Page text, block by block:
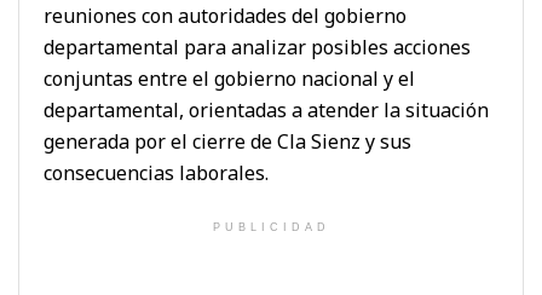
reuniones con autoridades del gobierno
departamental para analizar posibles acciones
conjuntas entre el gobierno nacional y el
departamental, orientadas a atender la situación
generada por el cierre de Cla Sienz y sus
consecuencias laborales.
PUBLICIDAD